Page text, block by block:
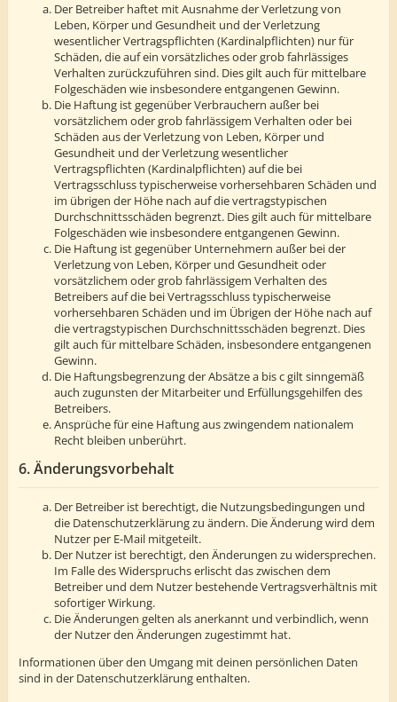
Der Betreiber haftet mit Ausnahme der Verletzung von
Leben, Körper und Gesundheit und der Verletzung
wesentlicher Vertragspflichten (Kardinalpflichten) nur für
Schäden, die auf ein vorsätzliches oder grob fahrlässiges
Verhalten zurückzuführen sind. Dies gilt auch für mittelbare
Folgeschäden wie insbesondere entgangenen Gewinn.
Die Haftung ist gegenüber Verbrauchern außer bei
vorsätzlichem oder grob fahrlässigem Verhalten oder bei
Schäden aus der Verletzung von Leben, Körper und
Gesundheit und der Verletzung wesentlicher
Vertragspflichten (Kardinalpflichten) auf die bei
Vertragsschluss typischerweise vorhersehbaren Schäden und
im übrigen der Höhe nach auf die vertragstypischen
Durchschnittsschäden begrenzt. Dies gilt auch für mittelbare
Folgeschäden wie insbesondere entgangenen Gewinn.
Die Haftung ist gegenüber Unternehmern außer bei der
Verletzung von Leben, Körper und Gesundheit oder
vorsätzlichem oder grob fahrlässigem Verhalten des
Betreibers auf die bei Vertragsschluss typischerweise
vorhersehbaren Schäden und im Übrigen der Höhe nach auf
die vertragstypischen Durchschnittsschäden begrenzt. Dies
gilt auch für mittelbare Schäden, insbesondere entgangenen
Gewinn.
Die Haftungsbegrenzung der Absätze a bis c gilt sinngemäß
auch zugunsten der Mitarbeiter und Erfüllungsgehilfen des
Betreibers.
Ansprüche für eine Haftung aus zwingendem nationalem
Recht bleiben unberührt.
6. Änderungsvorbehalt
Der Betreiber ist berechtigt, die Nutzungsbedingungen und
die Datenschutzerklärung zu ändern. Die Änderung wird dem
Nutzer per E-Mail mitgeteilt.
Der Nutzer ist berechtigt, den Änderungen zu widersprechen.
Im Falle des Widerspruchs erlischt das zwischen dem
Betreiber und dem Nutzer bestehende Vertragsverhältnis mit
sofortiger Wirkung.
Die Änderungen gelten als anerkannt und verbindlich, wenn
der Nutzer den Änderungen zugestimmt hat.
Informationen über den Umgang mit deinen persönlichen Daten
sind in der Datenschutzerklärung enthalten.